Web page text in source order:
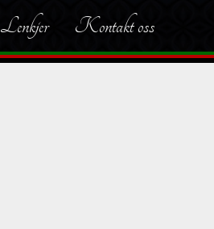
Lenkjer Kontakt oss